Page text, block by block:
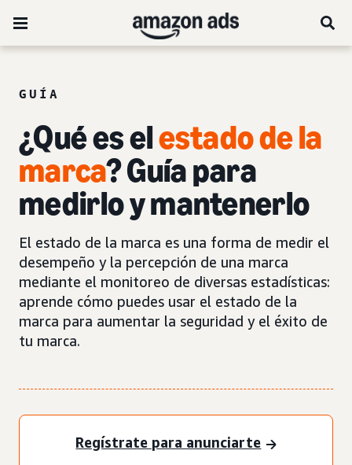
GUÍA
¿Qué es elestado de la
marca? Guía para
medirlo y mantenerlo
El estado de la marca es una forma de medir el
desempeño y la percepción de una marca
mediante el monitoreo de diversas estadísticas:
aprende cómo puedes usar el estado de la
marca para aumentar la seguridad y el éxito de
tu marca.
Regístrate para anunciarte